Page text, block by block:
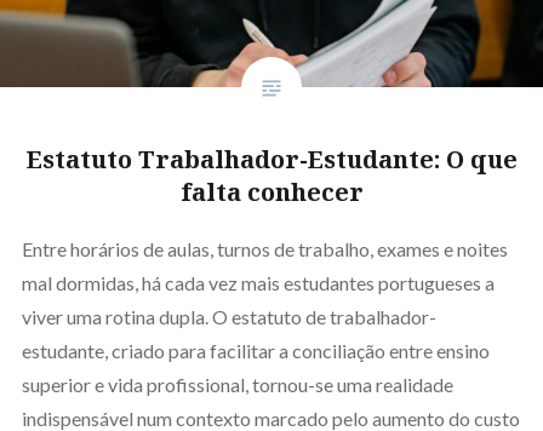
Estatuto Trabalhador-Estudante: O que
falta conhecer
Entre horários de aulas, turnos de trabalho, exames e noites
mal dormidas, há cada vez mais estudantes portugueses a
viver uma rotina dupla. O estatuto de trabalhador-
estudante, criado para facilitar a conciliação entre ensino
superior e vida profissional, tornou-se uma realidade
indispensável num contexto marcado pelo aumento do custo